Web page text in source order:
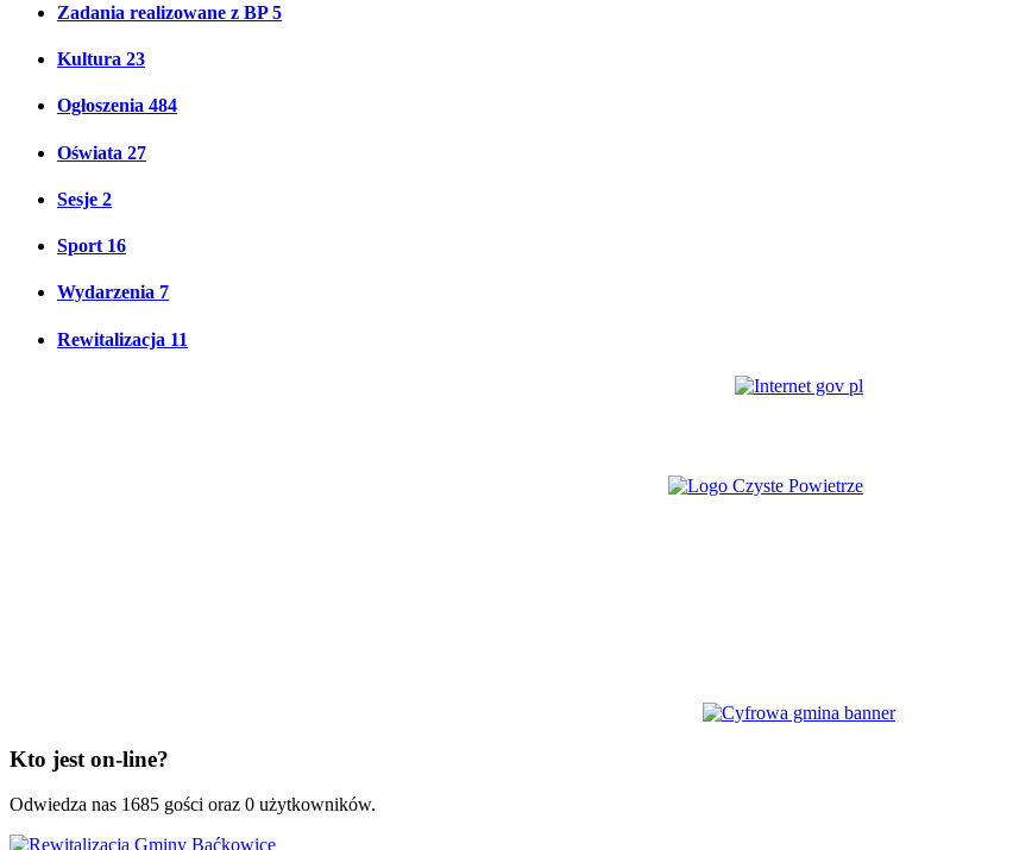
Zadania realizowane z BP5
Kultura 23
Ogłoszenia 484
Oświata 27
Sesje 2
Sport 16
Wydarzenia 7
Rewitalizacja 11
Kto jest on-line?
Odwiedza nas 1685 gości oraz 0 użytkowników.